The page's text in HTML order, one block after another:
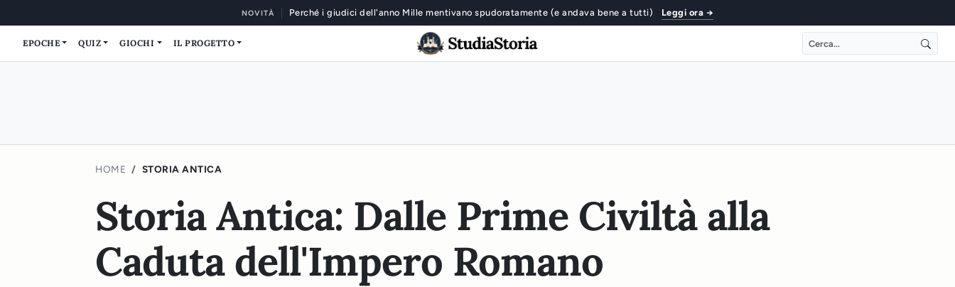
NOVITÀ Perché i giudici dell'anno Mille mentivano spudoratamente (e andava bene a tutti) Leggi ora →
EPOCHE QUIZ GIOCHI IL PROGETTO
HOME STORIA ANTICA
Storia Antica: Dalle Prime Civiltà alla
Caduta dell'Impero Romano